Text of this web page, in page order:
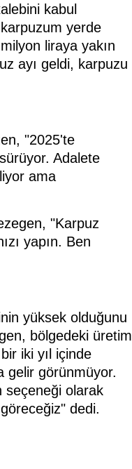
kabul
yerde
liraya yakın
ayı geldi, karpuzu
"2025'te
Adalete
ama
"Karpuz
yapın. Ben
yüksek olduğunu
bölgedeki üretim
iki yıl içinde
gelir görünmüyor.
seçeneği olarak
dedi.